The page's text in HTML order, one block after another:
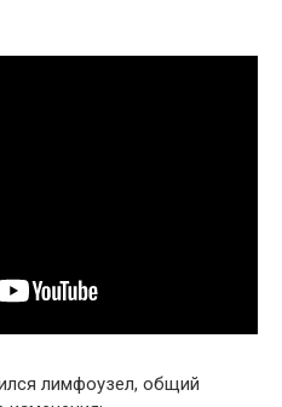
лимфоузел, общий